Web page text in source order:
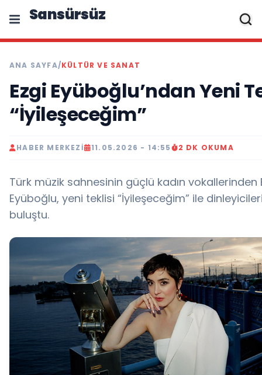
Sansürsüz
ANA SAYFA/KÜLTÜR VE SANAT
Ezgi Eyüboğlu’ndan Yeni
“İyileşeceğim”
HABER MERKEZI 11.05.2026 - 14:55 2 DK OKUMA
Türk müzik sahnesinin güçlü kadın vokallerinden
Eyüboğlu, yeni teklisi “İyileşeceğim” ile
buluştu.